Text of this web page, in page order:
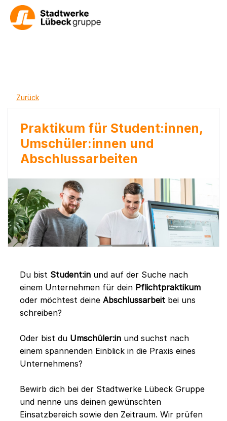
Zurück
Praktikum für Student:innen,
Umschüler:innen und
Abschlussarbeiten
Du bist Student:in und auf der Suche nach
einem Unternehmen für dein Pflichtpraktikum
oder möchtest deine Abschlussarbeit bei uns
schreiben?
Oder bist du Umschüler:in und suchst nach
einem spannenden Einblick in die Praxis eines
Unternehmens?
Bewirb dich bei der Stadtwerke Lübeck Gruppe
und nenne uns deinen gewünschten
Einsatzbereich sowie den Zeitraum. Wir prüfen